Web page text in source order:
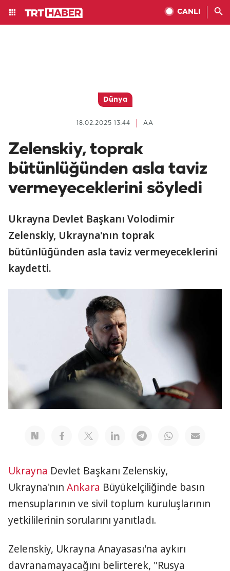
CANLI
Dünya
AA
18.02.2025 13:44
Zelenskiy, toprak
bütünlüğünden asla taviz
vermeyeceklerini söyledi
Ukrayna Devlet Başkanı Volodimir
Zelenskiy, Ukrayna'nın toprak
bütünlüğünden asla taviz vermeyeceklerini
kaydetti.
Ukrayna Devlet Başkanı Zelenskiy,
Ukrayna'nın Ankara Büyükelçiliğinde basın
mensuplarının ve sivil toplum kuruluşlarının
yetkililerinin sorularını yanıtladı.
Zelenskiy, Ukrayna Anayasası'na aykırı
davranamayacağını belirterek, "Rusya